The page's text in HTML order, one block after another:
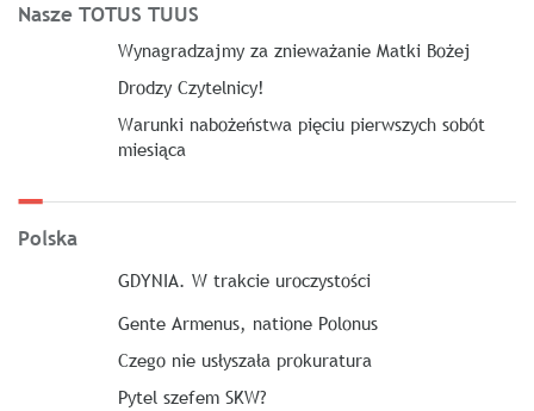
Nasze TOTUS TUUS
Wynagradzajmy za znieważanie Matki Bożej
Drodzy Czytelnicy!
Warunki nabożeństwa pięciu pierwszych sobót
miesiąca
Polska
GDYNIA. W trakcie uroczystości
Gente Armenus, natione Polonus
Czego nie usłyszała prokuratura
Pytel szefem SKW?